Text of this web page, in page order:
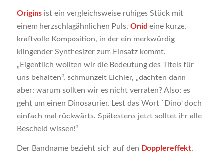
Originsist ein vergleichsweise ruhiges Stück mit
einem herzschlagähnlichen Puls, Onideine kurze,
kraftvolle Komposition, in der ein merkwürdig
klingender Synthesizer zum Einsatz kommt.
„Eigentlich wollten wir die Bedeutung des Titels für
uns behalten“, schmunzelt Eichler, „dachten dann
aber: warum sollten wir es nicht verraten? Also: es
geht um einen Dinosaurier. Lest das Wort `Dino‘ doch
einfach mal rückwärts. Spätestens jetzt solltet ihr alle
Bescheid wissen!“
Der Bandname bezieht sich auf den Dopplereffekt,